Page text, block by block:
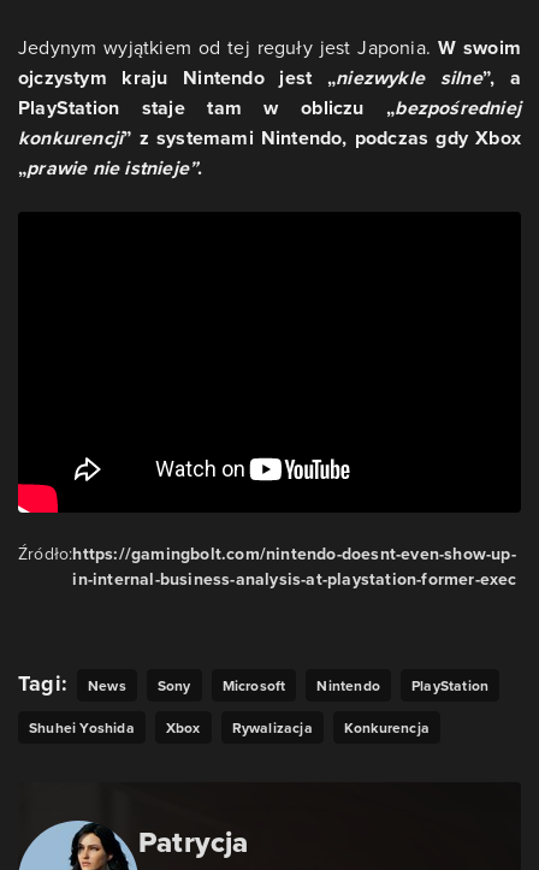
Jedynym wyjątkiem od tej reguły jest Japonia. W swoim
ojczystym kraju Nintendo jest „niezwykle silne”, a
PlayStation staje tam w obliczu „bezpośredniej
konkurencji” z systemami Nintendo, podczas gdy Xbox
„prawie nie istnieje”.
Źródło:https://gamingbolt.com/nintendo-doesnt-even-show-up-
in-internal-business-analysis-at-playstation-former-exec
Tagi: News Sony Microsoft Nintendo
PlayStation
Shuhei Yoshida
Xbox Rywalizacja Konkurencja
Patrycja